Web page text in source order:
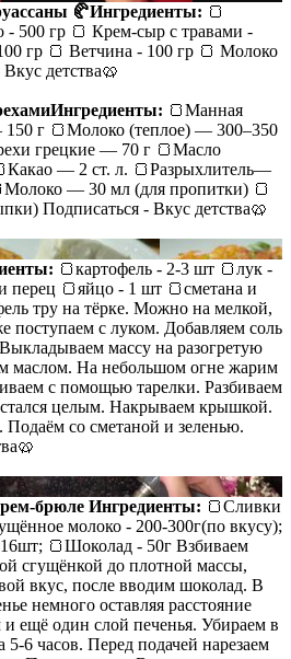
🥐Ингредиенты: 🍞
- 500 гр 🍞 Крем-сыр с травами -
гр 🍞 Ветчина - 100 гр 🍞 Молоко
детства🥨
Ингредиенты: 🍞Манная
г 🍞Молоко (теплое) — 300–350
грецкие — 70 г 🍞Масло
— 2 ст. л. 🍞Разрыхлитель—
— 30 мл (для пропитки) 🍞
Подписаться - Вкус детства🥨
🍞картофель - 2-3 шт 🍞лук -
перец 🍞яйцо - 1 шт 🍞сметана и
тру на тёрке. Можно на мелкой,
поступаем с луком. Добавляем соль
массу на разогретую
маслом. На небольшом огне жарим
с помощью тарелки. Разбиваем
целым. Накрываем крышкой.
со сметаной и зеленью.
брюле Ингредиенты: 🍞Сливки
молоко - 200-300г(по вкусу);
🍞Шоколад - 50г Взбиваем
сгущёнкой до плотной массы,
вкус, после вводим шоколад. В
немного оставляя расстояние
ещё один слой печенья. Убираем в
6 часов. Перед подачей нарезаем